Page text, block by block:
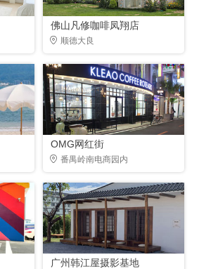
佛山凡修咖啡凤翔店
顺德大良
OMG网红街
番禺岭南电商园内
广州韩江屋摄影基地